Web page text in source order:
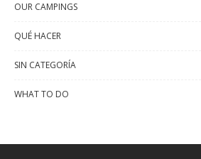
OUR CAMPINGS
QUÉ HACER
SIN CATEGORÍA
WHAT TO DO